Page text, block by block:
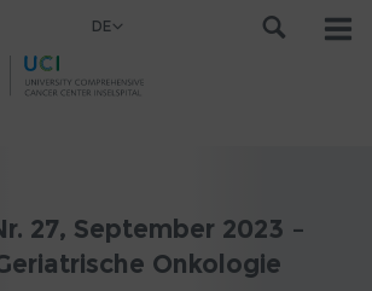
DE
27, September 2023 –
Onkologie